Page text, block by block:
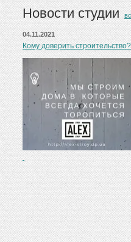
Новости студии
04.11.2021
Кому доверить строительство?